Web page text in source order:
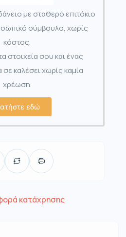
με σταθερό επιτόκιο
σύμβουλο, χωρίς
κόστος.
στοιχεία σου και ένας
καλέσει χωρίς καμία
χρέωση.
εδώ
κατάχρησης